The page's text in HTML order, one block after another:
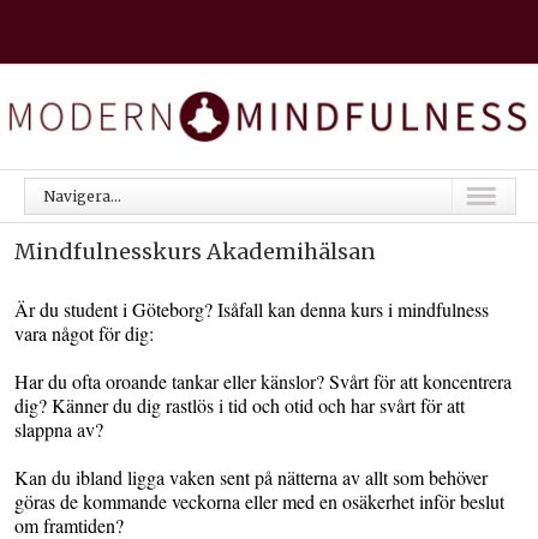
Navigera...
Mindfulnesskurs Akademihälsan
Är du student i Göteborg? Isåfall kan denna kurs i mindfulness
vara något för dig:
Har du ofta oroande tankar eller känslor? Svårt för att koncentrera
dig? Känner du dig rastlös i tid och otid och har svårt för att
slappna av?
Kan du ibland ligga vaken sent på nätterna av allt som behöver
göras de kommande veckorna eller med en osäkerhet inför beslut
om framtiden?